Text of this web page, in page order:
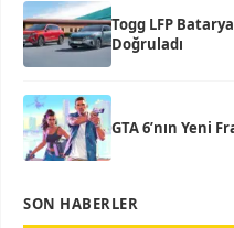
Togg LFP
Doğruladı
GTA 6’nın Yeni
SON HABERLER